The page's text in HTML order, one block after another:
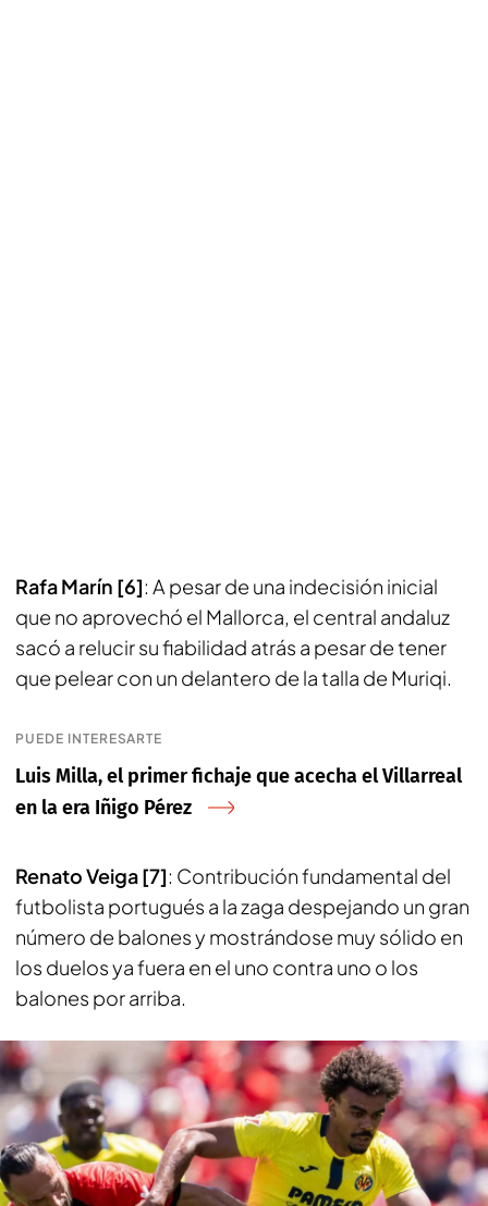
Rafa Marín [6]: A pesar de una indecisión inicial
que no aprovechó el Mallorca, el central andaluz
sacó a relucir su fiabilidad atrás a pesar de tener
que pelear con un delantero de la talla de Muriqi.
PUEDE INTERESARTE
Luis Milla, el primer fichaje que acecha el Villarreal
en la era Iñigo Pérez
Renato Veiga [7]: Contribución fundamental del
futbolista portugués a la zaga despejando un gran
número de balones y mostrándose muy sólido en
los duelos ya fuera en el uno contra uno o los
balones por arriba.